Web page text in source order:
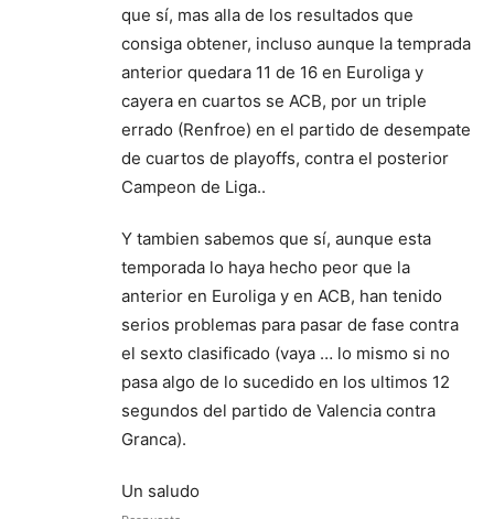
que sí, mas alla de los resultados que
consiga obtener, incluso aunque la temprada
anterior quedara 11 de 16 en Euroliga y
cayera en cuartos se ACB, por un triple
errado (Renfroe) en el partido de desempate
de cuartos de playoffs, contra el posterior
Campeon de Liga..
Y tambien sabemos que sí, aunque esta
temporada lo haya hecho peor que la
anterior en Euroliga y en ACB, han tenido
serios problemas para pasar de fase contra
el sexto clasificado (vaya … lo mismo si no
pasa algo de lo sucedido en los ultimos 12
segundos del partido de Valencia contra
Granca).
Un saludo